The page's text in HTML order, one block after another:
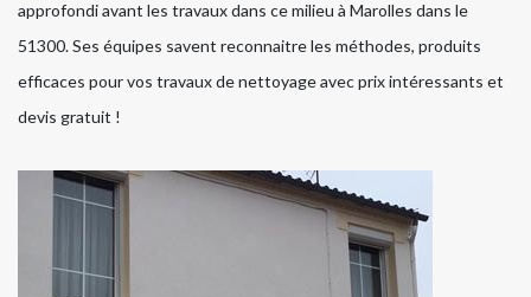
approfondi avant les travaux dans ce milieu à Marolles dans le
51300. Ses équipes savent reconnaitre les méthodes, produits
efficaces pour vos travaux de nettoyage avec prix intéressants et
devis gratuit !